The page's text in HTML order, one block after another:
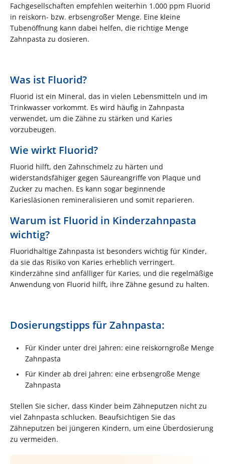
Fachgesellschaften empfehlen weiterhin 1.000 ppm Fluorid
in reiskorn- bzw. erbsengroßer Menge. Eine kleine
Tubenöffnung kann dabei helfen, die richtige Menge
Zahnpasta zu dosieren.
Was ist Fluorid?
Fluorid ist ein Mineral, das in vielen Lebensmitteln und im
Trinkwasser vorkommt. Es wird häufig in Zahnpasta
verwendet, um die Zähne zu stärken und Karies
vorzubeugen.
Wie wirkt Fluorid?
Fluorid hilft, den Zahnschmelz zu härten und
widerstandsfähiger gegen Säureangriffe von Plaque und
Zucker zu machen. Es kann sogar beginnende
Kariesläsionen remineralisieren und somit reparieren.
Warum ist Fluorid in Kinderzahnpasta
wichtig?
Fluoridhaltige Zahnpasta ist besonders wichtig für Kinder,
da sie das Risiko von Karies erheblich verringert.
Kinderzähne sind anfälliger für Karies, und die regelmäßige
Anwendung von Fluorid hilft, ihre Zähne gesund zu halten.
Dosierungstipps für Zahnpasta:
Für Kinder unter drei Jahren: eine reiskorngroße Menge
Zahnpasta
Für Kinder ab drei Jahren: eine erbsengroße Menge
Zahnpasta
Stellen Sie sicher, dass Kinder beim Zähneputzen nicht zu
viel Zahnpasta schlucken. Beaufsichtigen Sie das
Zähneputzen bei jüngeren Kindern, um eine Überdosierung
zu vermeiden.